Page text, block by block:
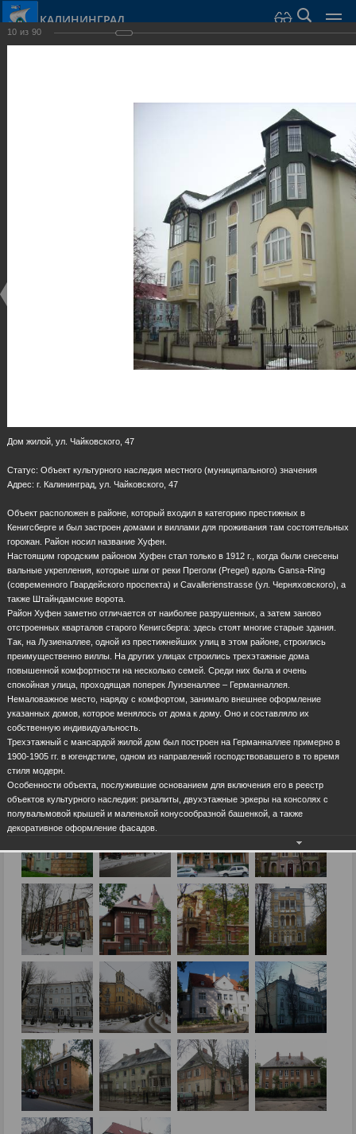
КАЛИНИНГРАД
10 из 90
Дом жилой, ул. Чайковского, 47
Статус: Объект культурного наследия местного (муниципального) значения
Адрес: г. Калининград, ул. Чайковского, 47
Объект расположен в районе, который входил в категорию престижных в
Кенигсберге и был застроен домами и виллами для проживания там состоятельных
горожан. Район носил название Хуфен.
Настоящим городским районом Хуфен стал только в 1912 г., когда были снесены
вальные укрепления, которые шли от реки Преголи (Pregel) вдоль Gansa-Ring
(современного Гвардейского проспекта) и Cavallerienstrasse (ул. Черняховского), а
также Штайндамские ворота.
Район Хуфен заметно отличается от наиболее разрушенных, а затем заново
отстроенных кварталов старого Кенигсберга: здесь стоят многие старые здания.
Так, на Лузиеналлее, одной из престижнейших улиц в этом районе, строились
преимущественно виллы. На других улицах строились трехэтажные дома
повышенной комфортности на несколько семей. Среди них была и очень
спокойная улица, проходящая поперек Луизеналлее – Германналлея.
Немаловажное место, наряду с комфортом, занимало внешнее оформление
указанных домов, которое менялось от дома к дому. Оно и составляло их
собственную индивидуальность.
Трехэтажный с мансардой жилой дом был построен на Германналлее примерно в
1900-1905 гг. в югендстиле, одном из направлений господствовавшего в то время
стиля модерн.
Особенности объекта, послужившие основанием для включения его в реестр
объектов культурного наследия: ризалиты, двухэтажные эркеры на консолях с
полувальмовой крышей и маленькой конусообразной башенкой, а также
декоративное оформление фасадов.